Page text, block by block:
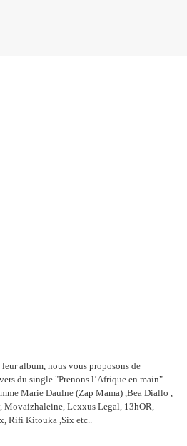
album, nous vous proposons de
du single "Prenons l’Afrique en main"
Marie Daulne (Zap Mama) ,Bea Diallo ,
Lexxus Legal, 13hOR,
Rifi Kitouka ,Six etc..